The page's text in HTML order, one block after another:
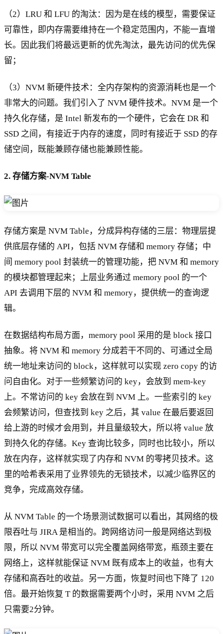
（2）LRU 和 LFU 的淘汰：因为是在线的模型，需要保证
可靠性，即内存需要维持在一个稳定范围内，不能一直增
长。因此我们将最远更新的优先淘汰，最先访问的优先保
留；
（3）NVM 新硬件技术：全内存架构的资源消耗也是一个
非常大的问题。我们引入了 NVM 硬件技术。NVM 是一个
持久化存储，是 Intel 新发布的一个硬件，它会在 DR 和
SSD 之间，有接近于内存的速度，同时有接近于 SSD 的存
储空间，既能兼顾存储也能兼顾性能。
2. 存储方案-NVM Table
存储方案是 NVM Table，分成异构存储的三层：物理层提
供底层存储的 API，包括 NVM 存储和 memory 存储；中
间 memory pool 封装统一的管理功能，把 NVM 和 memory
的模块都管理起来；上层业务通过 memory pool 的一个
API 去调用下层的 NVM 和 memory，提供统一的查询逻
辑。
在数据结构布局方面，memory pool 采用的是 block 接口
抽象。将 NVM 和 memory 分成若干不同的、可通过全局
统一地址来访问的 block，这样就可以实现 zero copy 的访
问自由化。对于一些频繁访问的 key，会放到 mem-key
上。不常访问的 key 会放在到 NVM 上。一些索引的 key
会频繁访问，但查找到 key 之后，其 value 在最后要返回
给上游的时候才会用到，并且量级较大，所以将 value 放
到持久化的存储。Key 查询比较多，同时也比较小，所以
放在内存，这样就实现了内存和 NVM 的零拷贝技术。这
里的哈希表采用了业界领先的无锁技术，以减少临界区的
竞争，完成高效存储。
从 NVM Table 的一个场景测试数据可以看出，其网络的极
限吞吐与 JIRA 是相当的。跨网络访问一般是网络达到极
限，所以 NVM 带宽可以完全覆盖网络带宽，瓶颈主要在
网络上，这样就能保证 NVM 既有成本上的收益，也有大
存储和高吞吐的收益。另一方面，恢复时间也下降了 120
倍。最开始恢复 T 的数据需要两个小时，采用 NVM 之后
只需要2分钟。